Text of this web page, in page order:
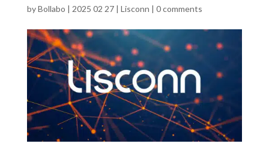
byBollabo 2025 02 27| Lisconn 0 comments